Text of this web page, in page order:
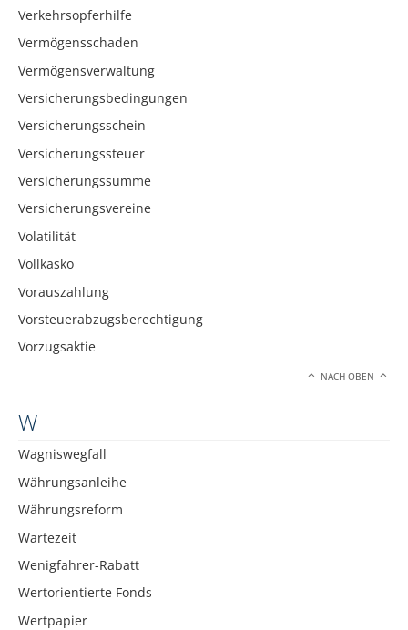
Verkehrsopferhilfe
Vermögensschaden
Vermögensverwaltung
Versicherungsbedingungen
Versicherungsschein
Versicherungssteuer
Versicherungssumme
Versicherungsvereine
Volatilität
Vollkasko
Vorauszahlung
Vorsteuerabzugsberechtigung
Vorzugsaktie
NACH OBEN
W
Wagniswegfall
Währungsanleihe
Währungsreform
Wartezeit
Wenigfahrer-Rabatt
Wertorientierte Fonds
Wertpapier